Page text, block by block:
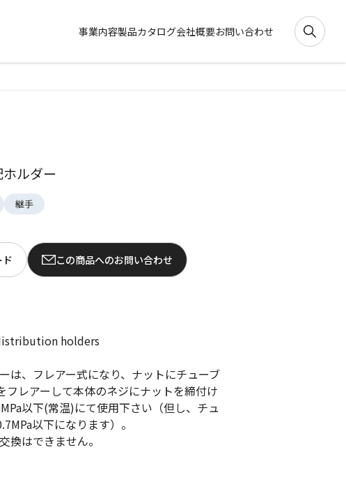
事業内容製品カタログ会社概要お問い合わせ
ルダー
継手
この商品へのお問い合わせ
holders
は、フレアー式になり、ナットにチューブ
フレアーして本体のネジにナットを締付け
以下(常温)にて使用下さい（但し、チュ
以下になります）。
換はできません。